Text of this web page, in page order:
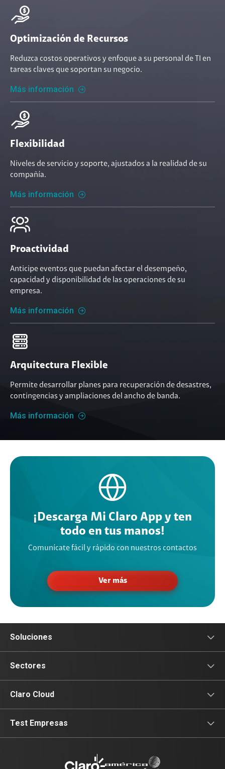
Optimización de Recursos
Reduzca costos operativos y enfoque a su personal de TI en
tareas claves que soportan su negocio.
Más información
Flexibilidad
Niveles de servicio y soporte, ajustados a la realidad de su
compañía.
Más información
Proactividad
Anticipe eventos que puedan afectar el desempeño,
capacidad y disponibilidad de las operaciones de su
empresa.
Más información
Arquitectura Flexible
Permite desarrollar planes para recuperación de desastres,
contingencias y ampliaciones del ancho de banda.
Más información
¡Descarga Mi Claro App y ten
todo en tus manos!
Comunícate fácil y rápido con nuestros contactos
Ver más
Soluciones
Comunicación
Servicios móviles
Conectividad
Sectores
Paradores y Hospedería
Hotelería
Claro Cloud
Portal Claro Cloud
Test Empresas